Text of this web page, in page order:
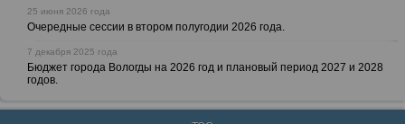
25 июня 2026 года
Очередные сессии в втором полугодии 2026 года.
7 декабря 2025 года
Бюджет города Вологды на 2026 год и плановый период 2027 и 2028
годов.